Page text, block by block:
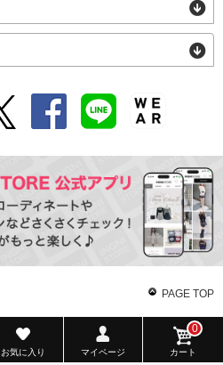
PAGE TOP
お気に入り マイページ カート
0